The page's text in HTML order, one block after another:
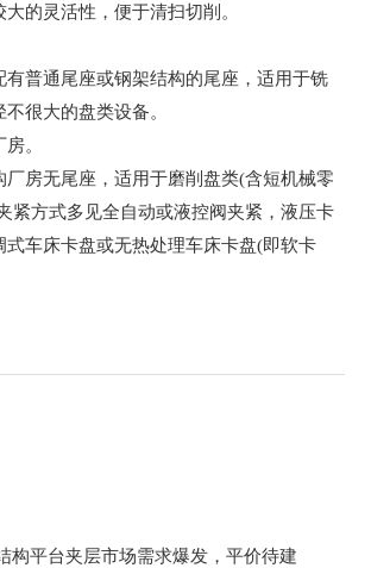
的灵活性，便于清扫切削。
有普通尾座或钢架结构的尾座，适用于铣
很大的盘类设备。
。
厂房无尾座，适用于磨削盘类(含短机械零
紧方式多见全自动或液控阀夹紧，液压卡
式车床卡盘或无热处理车床卡盘(即软卡
构平台夹层市场需求爆发，平价待建